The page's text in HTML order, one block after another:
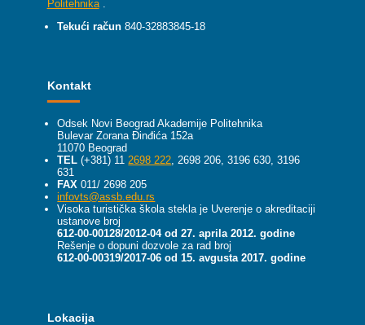
Politehnika
Tekući račun 840-32883845-18
Kontakt
Odsek Novi Beograd Akademije Politehnika
Bulevar Zorana Đinđića 152a
11070 Beograd
TEL (+381) 112698 222, 2698 206, 3196 630, 3196
631
FAX 011/ 2698 205
infovts@assb.edu.rs
Visoka turistička škola stekla je Uverenje o akreditaciji
ustanove broj
612-00-00128/2012-04 od 27. aprila 2012. godine
Rešenje o dopuni dozvole za rad broj
612-00-00319/2017-06 od 15. avgusta 2017. godine
Lokacija